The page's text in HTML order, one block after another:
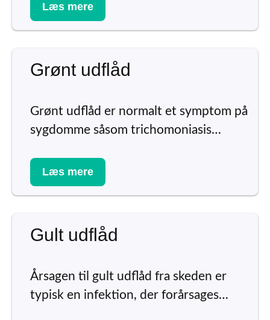
Læs mere
Grønt udflåd
Grønt udflåd er normalt et symptom på
sygdomme såsom trichomoniasis…
Læs mere
Gult udflåd
Årsagen til gult udflåd fra skeden er
typisk en infektion, der forårsages…